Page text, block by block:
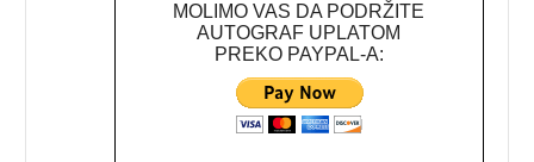
MOLIMO VAS DA PODRŽITE
AUTOGRAF UPLATOM
PREKO PAYPAL-A: